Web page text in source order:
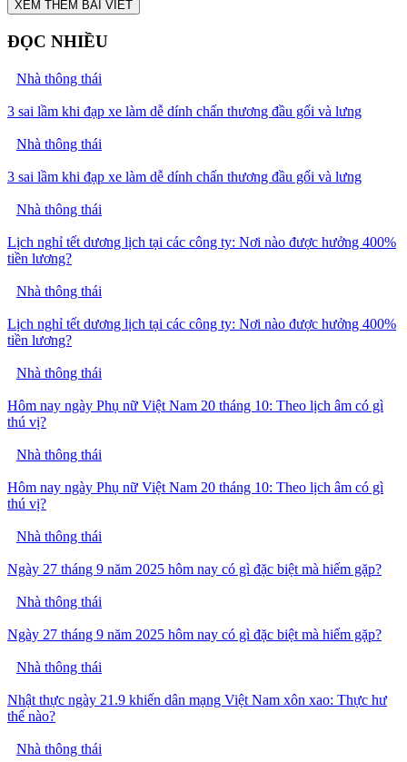
XEM THÊM BÀI VIẾT
ĐỌC NHIỀU
Nhà thông thái
3 sai lầm khi đạp xe làm dễ dính chấn thương đầu gối và lưng
Nhà thông thái
3 sai lầm khi đạp xe làm dễ dính chấn thương đầu gối và lưng
Nhà thông thái
Lịch nghỉ tết dương lịch tại các công ty: Nơi nào được hưởng 400%
tiền lương?
Nhà thông thái
Lịch nghỉ tết dương lịch tại các công ty: Nơi nào được hưởng 400%
tiền lương?
Nhà thông thái
Hôm nay ngày Phụ nữ Việt Nam 20 tháng 10: Theo lịch âm có gì
thú vị?
Nhà thông thái
Hôm nay ngày Phụ nữ Việt Nam 20 tháng 10: Theo lịch âm có gì
thú vị?
Nhà thông thái
Ngày 27 tháng 9 năm 2025 hôm nay có gì đặc biệt mà hiếm gặp?
Nhà thông thái
Ngày 27 tháng 9 năm 2025 hôm nay có gì đặc biệt mà hiếm gặp?
Nhà thông thái
Nhật thực ngày 21.9 khiến dân mạng Việt Nam xôn xao: Thực hư
thế nào?
Nhà thông thái